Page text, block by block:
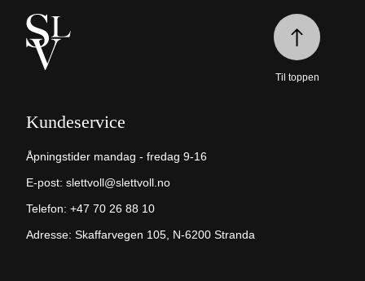
Kundeservice
Åpningstider mandag - fredag 9-16
E-post: slettvoll@slettvoll.no
Telefon: +47 70 26 88 10
Adresse: Skaffarvegen 105, N-6200 Stranda
Til toppen